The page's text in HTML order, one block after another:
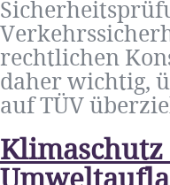
rechtlichen
daher wichtig,
auf TÜV